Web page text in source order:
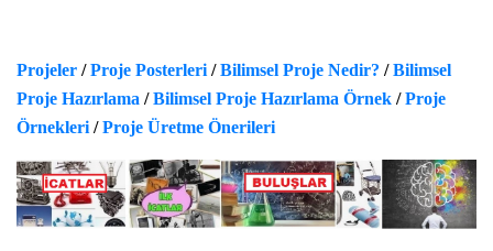
Projeler /Proje Posterleri/Bilimsel Proje Nedir? /Bilimsel
Proje Hazırlama /Bilimsel Proje Hazırlama Örnek /Proje
Örnekleri/Proje Üretme Önerileri